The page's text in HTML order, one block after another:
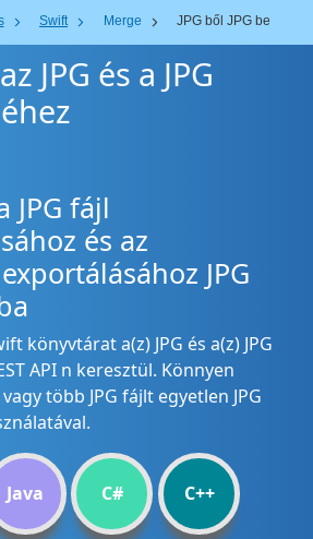
Swift Merge JPG ből JPG be
JPG és a JPG
JPG fájl
és az
JPG
könyvtárat a(z) JPG és a(z) JPG
API n keresztül. Könnyen
több JPG fájlt egyetlen JPG
Java C# C++